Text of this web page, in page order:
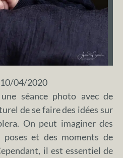
10/04/2020
séance photo avec de
de se faire des idées sur
On peut imaginer des
poses et des moments de
il est essentiel de